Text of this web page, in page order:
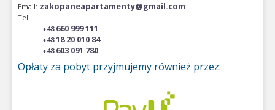
Email: zakopaneapartamenty@gmail.com
Tel:
+48660 999 111
+4818 20 010 84
+48603 091 780
Opłaty za pobyt przyjmujemy również przez: